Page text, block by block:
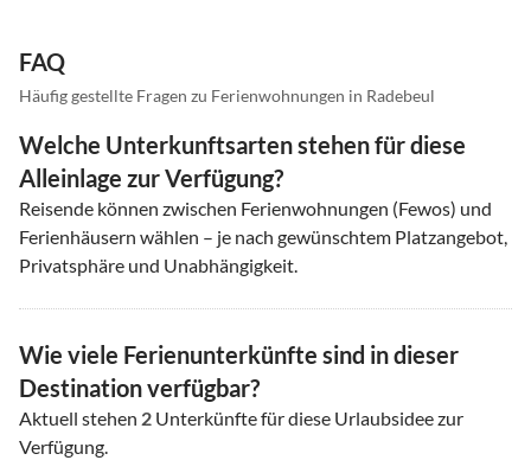
FAQ
Häufig gestellte Fragen zu Ferienwohnungen in Radebeul
Welche Unterkunftsarten stehen für diese
Alleinlage zur Verfügung?
Reisende können zwischen Ferienwohnungen (Fewos) und
Ferienhäusern wählen – je nach gewünschtem Platzangebot,
Privatsphäre und Unabhängigkeit.
Wie viele Ferienunterkünfte sind in dieser
Destination verfügbar?
Aktuell stehen 2 Unterkünfte für diese Urlaubsidee zur
Verfügung.